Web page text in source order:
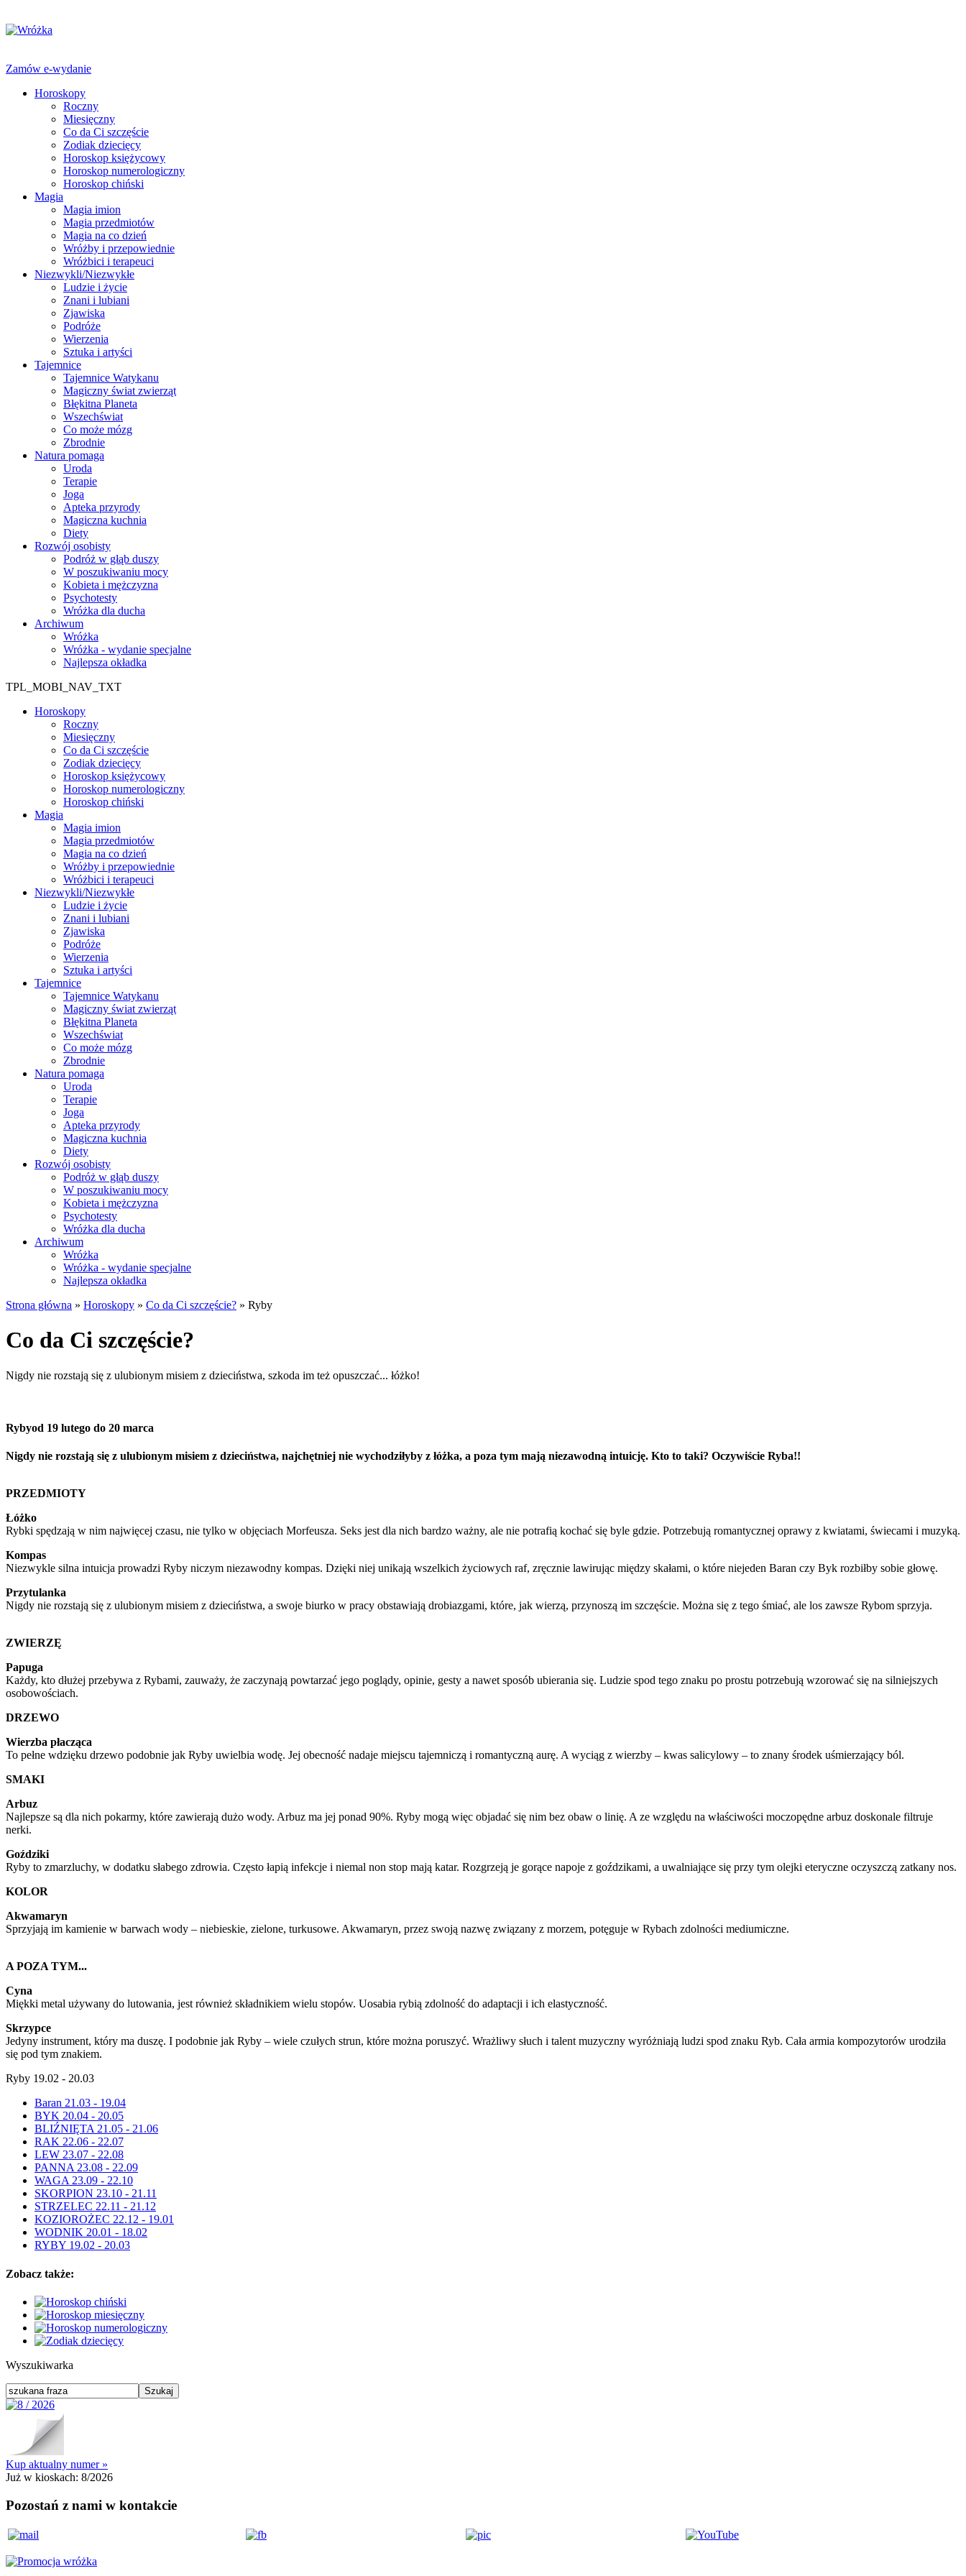
Zamów e-wydanie
Horoskopy
Roczny
Miesięczny
Co da Ci szczęście
Zodiak dziecięcy
Horoskop księżycowy
Horoskop numerologiczny
Horoskop chiński
Magia
Magia imion
Magia przedmiotów
Magia na co dzień
Wróżby i przepowiednie
Wróżbici i terapeuci
Niezwykli/Niezwykłe
Ludzie i życie
Znani i lubiani
Zjawiska
Podróże
Wierzenia
Sztuka i artyści
Tajemnice
Tajemnice Watykanu
Magiczny świat zwierząt
Błękitna Planeta
Wszechświat
Co może mózg
Zbrodnie
Natura pomaga
Uroda
Terapie
Joga
Apteka przyrody
Magiczna kuchnia
Diety
Rozwój osobisty
Podróż w głąb duszy
W poszukiwaniu mocy
Kobieta i mężczyzna
Psychotesty
Wróżka dla ducha
Archiwum
Wróżka
Wróżka - wydanie specjalne
Najlepsza okładka
TPL_MOBI_NAV_TXT
Horoskopy
Roczny
Miesięczny
Co da Ci szczęście
Zodiak dziecięcy
Horoskop księżycowy
Horoskop numerologiczny
Horoskop chiński
Magia
Magia imion
Magia przedmiotów
Magia na co dzień
Wróżby i przepowiednie
Wróżbici i terapeuci
Niezwykli/Niezwykłe
Ludzie i życie
Znani i lubiani
Zjawiska
Podróże
Wierzenia
Sztuka i artyści
Tajemnice
Tajemnice Watykanu
Magiczny świat zwierząt
Błękitna Planeta
Wszechświat
Co może mózg
Zbrodnie
Natura pomaga
Uroda
Terapie
Joga
Apteka przyrody
Magiczna kuchnia
Diety
Rozwój osobisty
Podróż w głąb duszy
W poszukiwaniu mocy
Kobieta i mężczyzna
Psychotesty
Wróżka dla ducha
Archiwum
Wróżka
Wróżka - wydanie specjalne
Najlepsza okładka
Strona główna » Horoskopy » Co da Ci szczęście? » Ryby
Co da Ci szczęście?
Nigdy nie rozstają się z ulubionym misiem z dzieciństwa, szkoda im też opuszczać... łóżko!
Rybyod 19 lutego do 20 marca
Nigdy nie rozstają się z ulubionym misiem z dzieciństwa, najchętniej nie wychodziłyby z łóżka, a poza tym mają niezawodną intuicję. Kto to taki? Oczywiście Ryba!!
PRZEDMIOTY
Łóżko
Rybki spędzają w nim najwięcej czasu, nie tylko w objęciach Morfeusza. Seks jest dla nich bardzo ważny, ale nie potrafią kochać się byle gdzie. Potrzebują romantycznej oprawy z kwiatami, świecami i muzyką.
Kompas
Niezwykle silna intuicja prowadzi Ryby niczym niezawodny kompas. Dzięki niej unikają wszelkich życiowych raf, zręcznie lawirując między skałami, o które niejeden Baran czy Byk rozbiłby sobie głowę.
Przytulanka
Nigdy nie rozstają się z ulubionym misiem z dzieciństwa, a swoje biurko w pracy obstawiają drobiazgami, które, jak wierzą, przynoszą im szczęście. Można się z tego śmiać, ale los zawsze Rybom sprzyja.
ZWIERZĘ
Papuga
Każdy, kto dłużej przebywa z Rybami, zauważy, że zaczynają powtarzać jego poglądy, opinie, gesty a nawet sposób ubierania się. Ludzie spod tego znaku po prostu potrzebują wzorować się na silniejszych
osobowościach.
DRZEWO
Wierzba płacząca
To pełne wdzięku drzewo podobnie jak Ryby uwielbia wodę. Jej obecność nadaje miejscu tajemniczą i romantyczną aurę. A wyciąg z wierzby – kwas salicylowy – to znany środek uśmierzający ból.
SMAKI
Arbuz
Najlepsze są dla nich pokarmy, które zawierają dużo wody. Arbuz ma jej ponad 90%. Ryby mogą więc objadać się nim bez obaw o linię. A ze względu na właściwości moczopędne arbuz doskonale filtruje
nerki.
Goździki
Ryby to zmarzluchy, w dodatku słabego zdrowia. Często łapią infekcje i niemal non stop mają katar. Rozgrzeją je gorące napoje z goździkami, a uwalniające się przy tym olejki eteryczne oczyszczą zatkany nos.
KOLOR
Akwamaryn
Sprzyjają im kamienie w barwach wody – niebieskie, zielone, turkusowe. Akwamaryn, przez swoją nazwę związany z morzem, potęguje w Rybach zdolności mediumiczne.
A POZA TYM...
Cyna
Miękki metal używany do lutowania, jest również składnikiem wielu stopów. Uosabia rybią zdolność do adaptacji i ich elastyczność.
Skrzypce
Jedyny instrument, który ma duszę. I podobnie jak Ryby – wiele czułych strun, które można poruszyć. Wrażliwy słuch i talent muzyczny wyróżniają ludzi spod znaku Ryb. Cała armia kompozytorów urodziła
się pod tym znakiem.
Ryby 19.02 - 20.03
Baran 21.03 - 19.04
BYK 20.04 - 20.05
BLIŹNIĘTA 21.05 - 21.06
RAK 22.06 - 22.07
LEW 23.07 - 22.08
PANNA 23.08 - 22.09
WAGA 23.09 - 22.10
SKORPION 23.10 - 21.11
STRZELEC 22.11 - 21.12
KOZIOROŻEC 22.12 - 19.01
WODNIK 20.01 - 18.02
RYBY 19.02 - 20.03
Zobacz także:
Wyszukiwarka
Kup aktualny numer »
Już w kioskach: 8/2026
Pozostań z nami w kontakcie